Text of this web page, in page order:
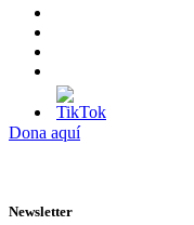
Dona aquí
Newsletter